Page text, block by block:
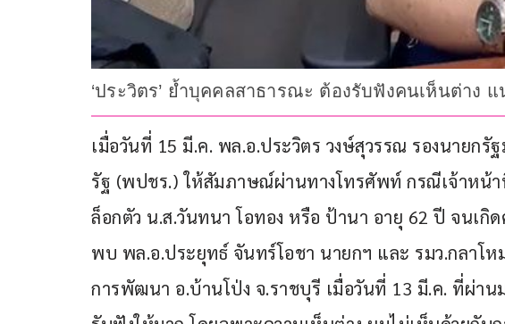
‘ประวิตร’ ย้ำบุคคลสาธารณะ ต้องรับฟังคนเห็นต่าง
เมื่อวันที่ 15 มี.ค. พล.อ.ประวิตร วงษ์สุวรรณ รองนาย
รัฐ (พปชร.) ให้สัมภาษณ์ผ่านทางโทรศัพท์ กรณีเจ้าหน้
ล็อกตัว น.ส.วันทนา โอทอง หรือ ป้านา อายุ 62 ปี จนเ
พบ พล.อ.ประยุทธ์ จันทร์โอชา นายกฯ และ รมว.กลาโ
การพัฒนา อ.บ้านโป่ง จ.ราชบุรี เมื่อวันที่ 13 มี.ค. ที่ผ่า